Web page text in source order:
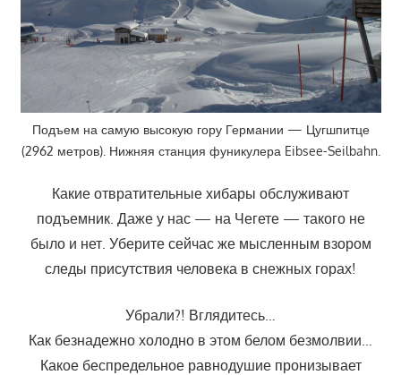
Подъем на самую высокую гору Германии — Цугшпитце
(2962 метров). Нижняя станция фуникулера Eibsee-Seilbahn.
Какие отвратительные хибары обслуживают
подъемник. Даже у нас — на Чегете — такого не
было и нет. Уберите сейчас же мысленным взором
следы присутствия человека в снежных горах!
Убрали?! Вглядитесь…
Как безнадежно холодно в этом белом безмолвии…
Какое беспредельное равнодушие пронизывает